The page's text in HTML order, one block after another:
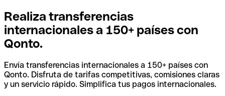
Realiza transferencias
internacionales a 150+ países con
Qonto.
Envía transferencias internacionales a 150+ países con
Qonto. Disfruta de tarifas competitivas, comisiones claras
y un servicio rápido. Simplifica tus pagos internacionales.